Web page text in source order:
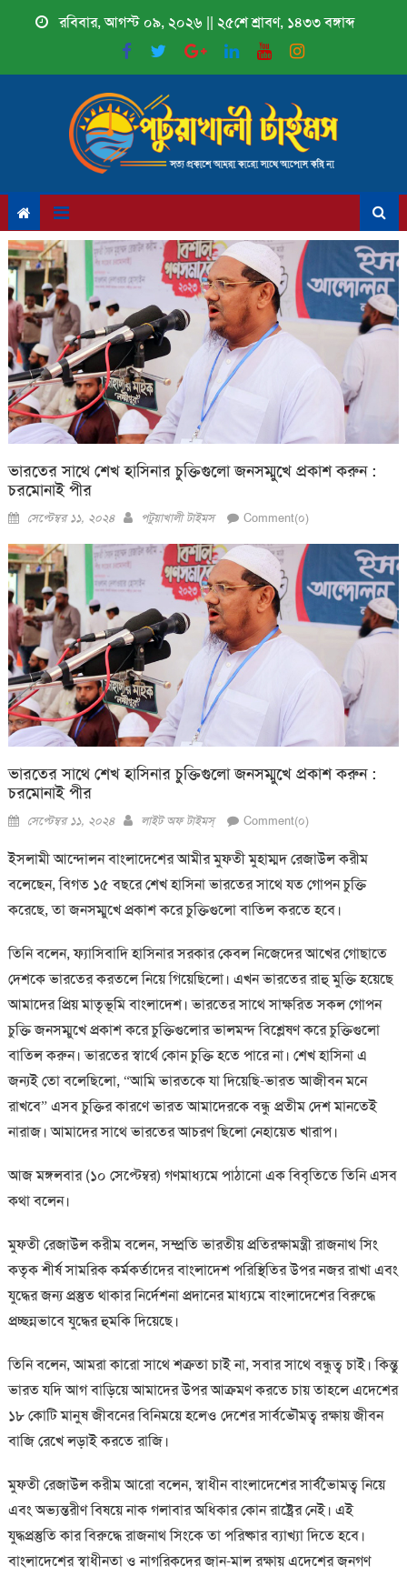
রবিবার, আগস্ট ০৯, ২০২৬ || ২৫শে শ্রাবণ, ১৪৩৩ বঙ্গাব্দ
ভারতের সাথে শেখ হাসিনার চুক্তিগুলো জনসম্মুখে প্রকাশ করুন :
চরমোনাই পীর
Posted
সেপ্টেম্বর ১১, ২০২৪ Author
পটুয়াখালী টাইমস Comment(০)
ভারতের সাথে শেখ হাসিনার চুক্তিগুলো জনসম্মুখে প্রকাশ করুন :
চরমোনাই পীর
Posted
সেপ্টেম্বর ১১, ২০২৪ Author
লাইট অফ টাইমস্ Comment(০)
ইসলামী আন্দোলন বাংলাদেশের আমীর মুফতী মুহাম্মদ রেজাউল করীম
বলেছেন, বিগত ১৫ বছরে শেখ হাসিনা ভারতের সাথে যত গোপন চুক্তি
করেছে, তা জনসম্মুখে প্রকাশ করে চুক্তিগুলো বাতিল করতে হবে।
তিনি বলেন, ফ্যাসিবাদি হাসিনার সরকার কেবল নিজেদের আখের গোছাতে
দেশকে ভারতের করতলে নিয়ে গিয়েছিলো। এখন ভারতের রাহু মুক্তি হয়েছে
আমাদের প্রিয় মাতৃভূমি বাংলাদেশ। ভারতের সাথে সাক্ষরিত সকল গোপন
চুক্তি জনসম্মুখে প্রকাশ করে চুক্তিগুলোর ভালমন্দ বিশ্লেষণ করে চুক্তিগুলো
বাতিল করুন। ভারতের স্বার্থে কোন চুক্তি হতে পারে না। শেখ হাসিনা এ
জন্যই তো বলেছিলো, “আমি ভারতকে যা দিয়েছি-ভারত আজীবন মনে
রাখবে” এসব চুক্তির কারণে ভারত আমাদেরকে বন্ধু প্রতীম দেশ মানতেই
নারাজ। আমাদের সাথে ভারতের আচরণ ছিলো নেহায়েত খারাপ।
আজ মঙ্গলবার (১০ সেপ্টেম্বর) গণমাধ্যমে পাঠানো এক বিবৃতিতে তিনি এসব
কথা বলেন।
মুফতী রেজাউল করীম বলেন, সম্প্রতি ভারতীয় প্রতিরক্ষামন্ত্রী রাজনাথ সিং
কতৃক শীর্ষ সামরিক কর্মকর্তাদের বাংলাদেশ পরিস্থিতির উপর নজর রাখা এবং
যুদ্ধের জন্য প্রস্তুত থাকার নির্দেশনা প্রদানের মাধ্যমে বাংলাদেশের বিরুদ্ধে
প্রচ্ছন্নভাবে যুদ্ধের হুমকি দিয়েছে।
তিনি বলেন, আমরা কারো সাথে শত্রুতা চাই না, সবার সাথে বন্ধুত্ব চাই। কিন্তু
ভারত যদি আগ বাড়িয়ে আমাদের উপর আক্রমণ করতে চায় তাহলে এদেশের
১৮ কোটি মানুষ জীবনের বিনিময়ে হলেও দেশের সার্বভৌমত্ব রক্ষায় জীবন
বাজি রেখে লড়াই করতে রাজি।
মুফতী রেজাউল করীম আরো বলেন, স্বাধীন বাংলাদেশের সার্বভৈামত্ব নিয়ে
এবং অভ্যন্তরীণ বিষয়ে নাক গলাবার অধিকার কোন রাষ্ট্রের নেই। এই
যুদ্ধপ্রস্তুতি কার বিরুদ্ধে রাজনাথ সিংকে তা পরিষ্কার ব্যাখ্যা দিতে হবে।
বাংলাদেশের স্বাধীনতা ও নাগরিকদের জান-মাল রক্ষায় এদেশের জনগণ